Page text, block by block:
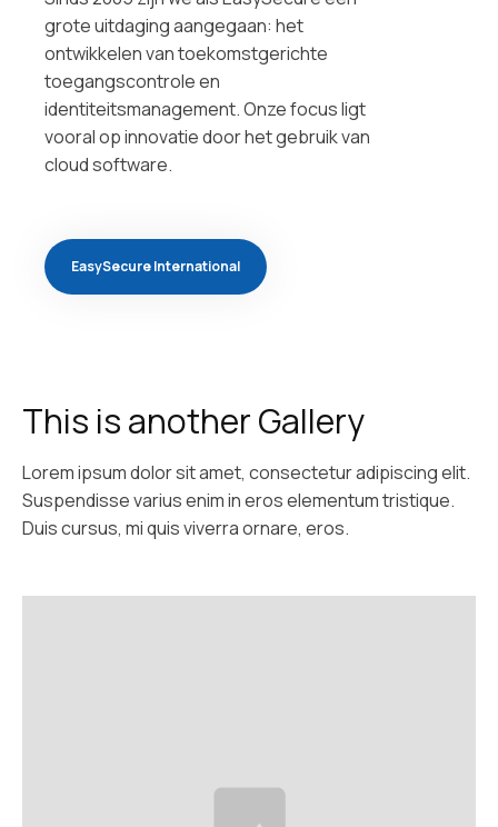
grote uitdaging aangegaan: het
ontwikkelen van toekomstgerichte
toegangscontrole en
identiteitsmanagement. Onze focus ligt
vooral op innovatie door het gebruik van
cloud software.
EasySecure International
This is another Gallery
Lorem ipsum dolor sit amet, consectetur adipiscing elit.
Suspendisse varius enim in eros elementum tristique.
Duis cursus, mi quis viverra ornare, eros.